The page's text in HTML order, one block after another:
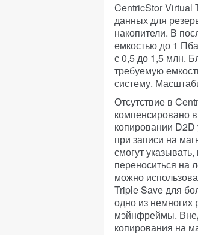
CentricStor Virtual
данных для
накопители. В
емкостью до 1
с 0,5 до 1,5 млн.
требуемую
систему.
Отсутствие в
компенсировано
копировании
при записи на
смогут
переноситься на
можно
Triple Save для
одно из
мэйнфреймы.
копирования на